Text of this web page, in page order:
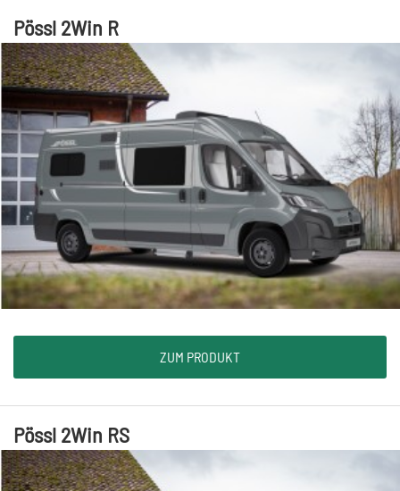
Pössl 2Win R
ZUM PRODUKT
Pössl 2Win RS